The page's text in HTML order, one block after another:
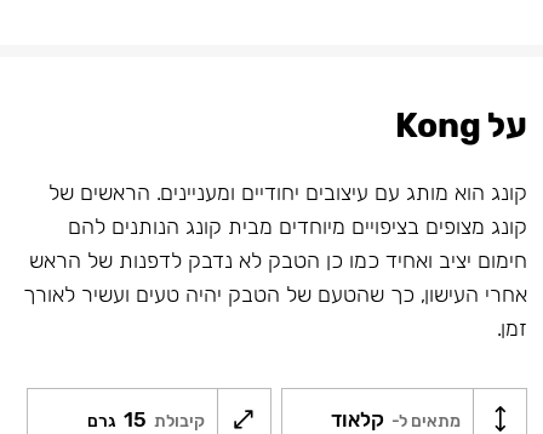
על Kong
קונג הוא מותג עם עיצובים יחודיים ומעניינים. הראשים של
קונג מצופים בציפויים מיוחדים מבית קונג הנותנים להם
חימום יציב ואחיד כמו כן הטבק לא נדבק לדפנות של הראש
אחרי העישון, כך שהטעם של הטבק יהיה טעים ועשיר לאורך
זמן.
מתאים ל- קלאוד קיבולת 15 גרם